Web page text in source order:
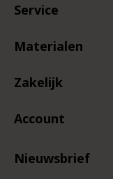
Service
Materialen
Zakelijk
Account
Nieuwsbrief